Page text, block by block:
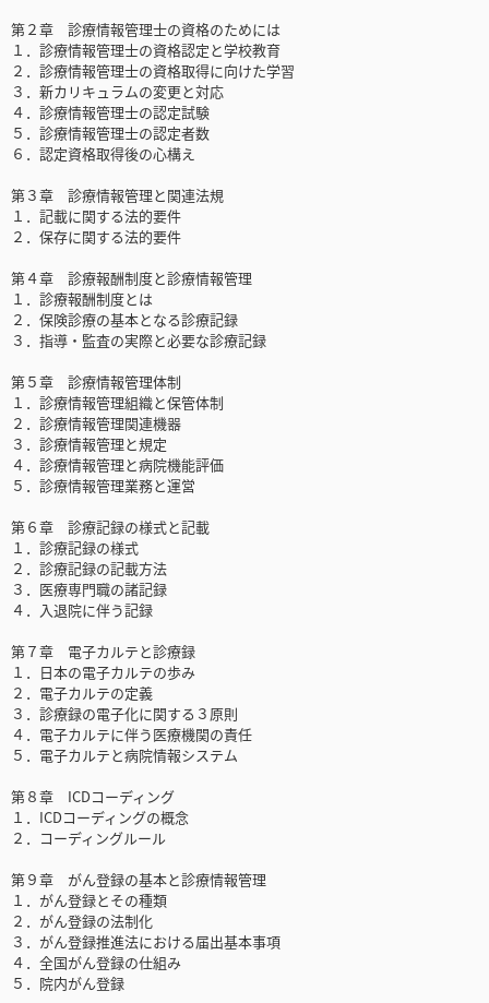
第２章 診療情報管理士の資格のためには
１．診療情報管理士の資格認定と学校教育
２．診療情報管理士の資格取得に向けた学習
３．新カリキュラムの変更と対応
４．診療情報管理士の認定試験
５．診療情報管理士の認定者数
６．認定資格取得後の心構え
第３章 診療情報管理と関連法規
１．記載に関する法的要件
２．保存に関する法的要件
第４章 診療報酬制度と診療情報管理
１．診療報酬制度とは
２．保険診療の基本となる診療記録
３．指導・監査の実際と必要な診療記録
第５章 診療情報管理体制
１．診療情報管理組織と保管体制
２．診療情報管理関連機器
３．診療情報管理と規定
４．診療情報管理と病院機能評価
５．診療情報管理業務と運営
第６章 診療記録の様式と記載
１．診療記録の様式
２．診療記録の記載方法
３．医療専門職の諸記録
４．入退院に伴う記録
第７章 電子カルテと診療録
１．日本の電子カルテの歩み
２．電子カルテの定義
３．診療録の電子化に関する３原則
４．電子カルテに伴う医療機関の責任
５．電子カルテと病院情報システム
第８章 ICDコーディング
１．ICDコーディングの概念
２．コーディングルール
第９章 がん登録の基本と診療情報管理
１．がん登録とその種類
２．がん登録の法制化
３．がん登録推進法における届出基本事項
４．全国がん登録の仕組み
５．院内がん登録